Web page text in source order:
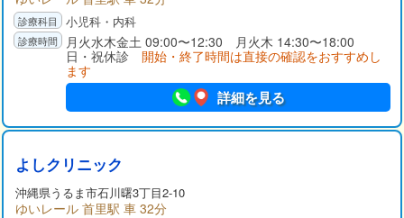
小児科・内科
月火水木金土 09:00〜12:30 月火木 14:30〜18:00
日・祝休診 開始・終了時間は直接の確認をおすすめし
ます
詳細を見る
よしクリニック
沖縄県うるま市石川曙3丁目2-10
ゆいレール 首里駅 車 32分